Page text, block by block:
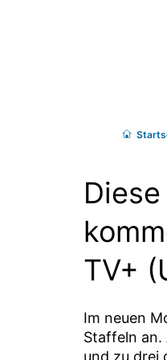
Start
TV+
Im neuen
Staffeln an.
und zu drei